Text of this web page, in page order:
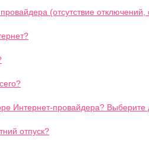
(отсутствие отключений,
Интернет-провайдера? Выберите
отпуск?